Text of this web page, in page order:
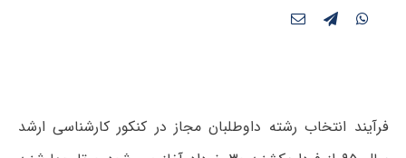
فرآیند انتخاب رشته داوطلبان مجاز در کنکور کارشناسی ارشد